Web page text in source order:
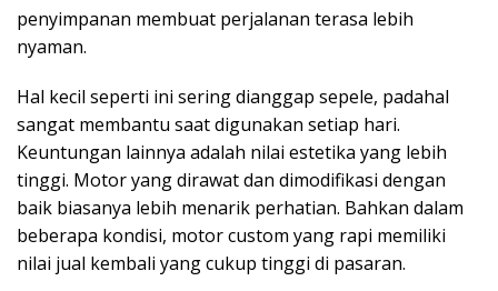
penyimpanan membuat perjalanan terasa lebih
nyaman.
Hal kecil seperti ini sering dianggap sepele, padahal
sangat membantu saat digunakan setiap hari.
Keuntungan lainnya adalah nilai estetika yang lebih
tinggi. Motor yang dirawat dan dimodifikasi dengan
baik biasanya lebih menarik perhatian. Bahkan dalam
beberapa kondisi, motor custom yang rapi memiliki
nilai jual kembali yang cukup tinggi di pasaran.